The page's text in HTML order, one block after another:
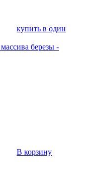
купить в один
В корзину